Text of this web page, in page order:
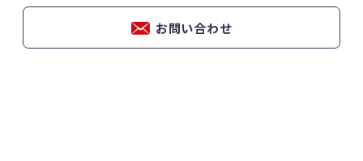
お問い合わせ